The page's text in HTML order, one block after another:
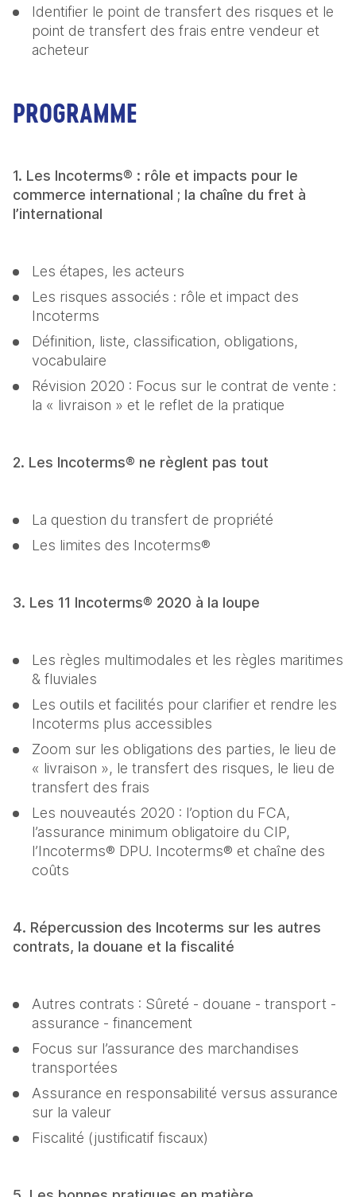
Identifier le point de transfert des risques et le
point de transfert des frais entre vendeur et
acheteur
PROGRAMME
1. Les Incoterms® : rôle et impacts pour le
commerce international ; la chaîne du fret à
l’international
Les étapes, les acteurs
Les risques associés : rôle et impact des
Incoterms
Définition, liste, classification, obligations,
vocabulaire
Révision 2020 : Focus sur le contrat de vente :
la « livraison » et le reflet de la pratique
2. Les Incoterms® ne règlent pas tout
La question du transfert de propriété
Les limites des Incoterms®
3. Les 11 Incoterms® 2020 à la loupe
Les règles multimodales et les règles maritimes
& fluviales
Les outils et facilités pour clarifier et rendre les
Incoterms plus accessibles
Zoom sur les obligations des parties, le lieu de
« livraison », le transfert des risques, le lieu de
transfert des frais
Les nouveautés 2020 : l’option du FCA,
l’assurance minimum obligatoire du CIP,
l’Incoterms® DPU. Incoterms® et chaîne des
coûts
4. Répercussion des Incoterms sur les autres
contrats, la douane et la fiscalité
Autres contrats : Sûreté - douane - transport -
assurance - financement
Focus sur l’assurance des marchandises
transportées
Assurance en responsabilité versus assurance
sur la valeur
Fiscalité (justificatif fiscaux)